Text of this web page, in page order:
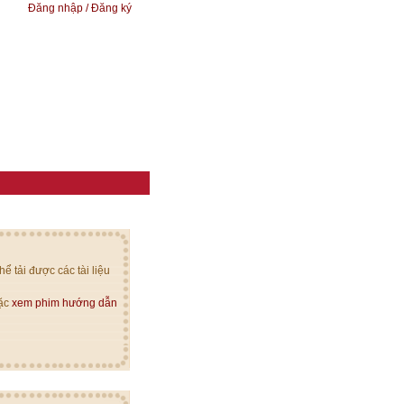
Đăng nhập / Đăng ký
tải được các tài liệu
xem phim hướng dẫn